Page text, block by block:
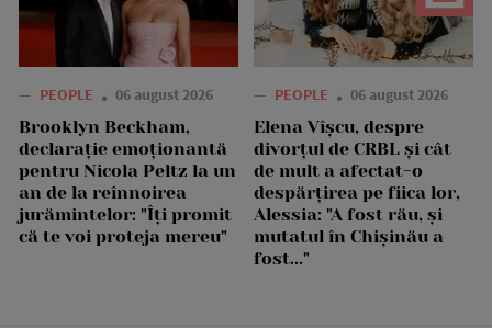
— PEOPLE 06 august 2026
Brooklyn Beckham,
declarație emoționantă
pentru Nicola Peltz la un
an de la reînnoirea
jurămintelor: "Îți promit
că te voi proteja mereu"
— PEOPLE 06 august 2026
Elena Vîșcu, despre
divorțul de CRBL și cât
de mult a afectat-o
despărțirea pe fiica lor,
Alessia: "A fost rău, și
mutatul în Chișinău a
fost..."